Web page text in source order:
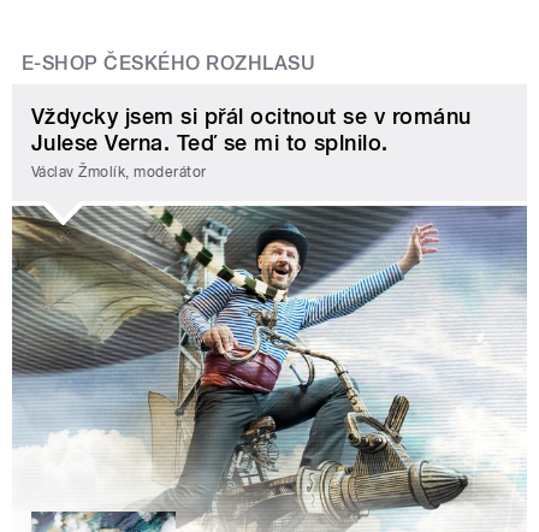
E-SHOP ČESKÉHO ROZHLASU
Vždycky jsem si přál ocitnout se v románu
Julese Verna. Teď se mi to splnilo.
Václav Žmolík, moderátor